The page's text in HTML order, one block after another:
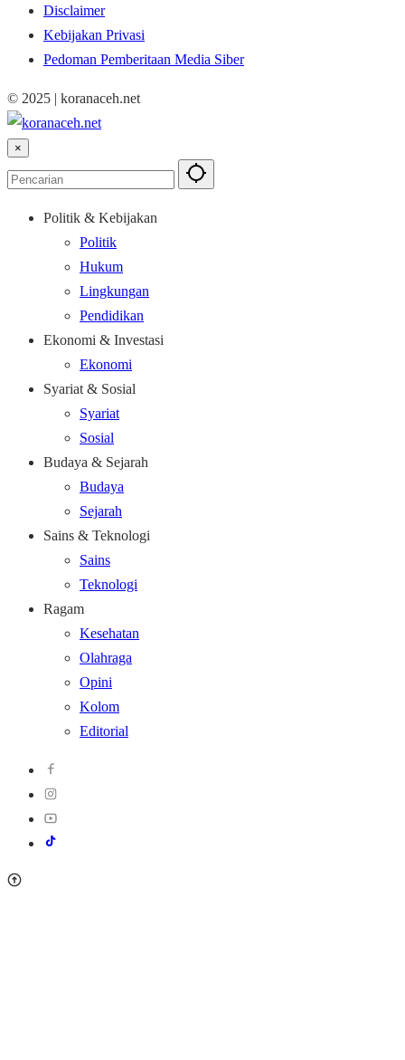
Disclaimer
Kebijakan Privasi
Pedoman Pemberitaan Media Siber
© 2025 | koranaceh.net
×
Politik & Kebijakan
Politik
Hukum
Lingkungan
Pendidikan
Ekonomi & Investasi
Ekonomi
Syariat & Sosial
Syariat
Sosial
Budaya & Sejarah
Budaya
Sejarah
Sains & Teknologi
Sains
Teknologi
Ragam
Kesehatan
Olahraga
Opini
Kolom
Editorial